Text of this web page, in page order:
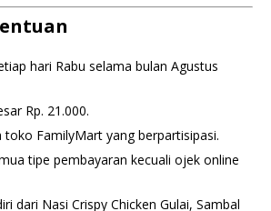
hari Rabu selama bulan Agustus
Rp. 21.000.
toko FamilyMart yang berpartisipasi.
tipe pembayaran kecuali ojek online
dari Nasi Crispy Chicken Gulai, Sambal